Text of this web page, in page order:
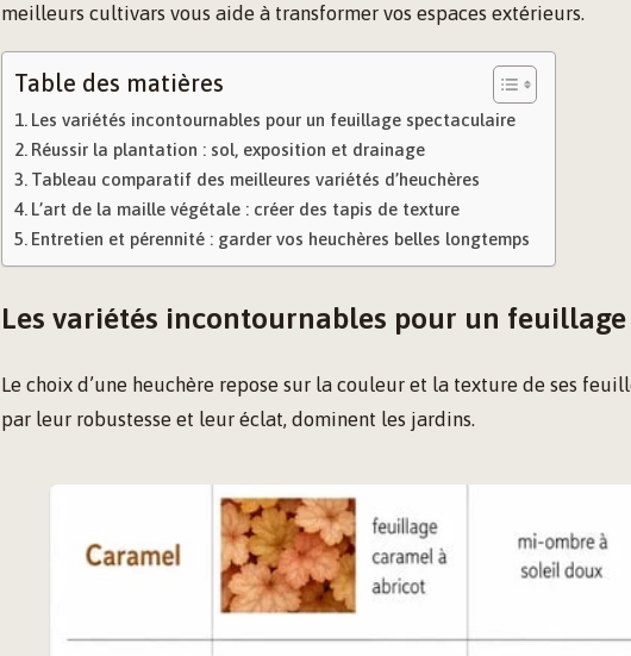
meilleurs cultivars vous aide à transformer vos espaces extérieurs.
Table des matières
Les variétés incontournables pour un feuillage spectaculaire
Réussir la plantation : sol, exposition et drainage
Tableau comparatif des meilleures variétés d’heuchères
L’art de la maille végétale : créer des tapis de texture
Entretien et pérennité : garder vos heuchères belles longtemps
Les variétés incontournables pour un
Le choix d’une heuchère repose sur la couleur et la texture de ses
par leur robustesse et leur éclat, dominent les jardins.